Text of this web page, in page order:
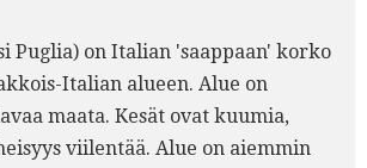
Puglia) on Italian 'saappaan' korko
Italian alueen. Alue on
maata. Kesät ovat kuumia,
viilentää. Alue on aiemmin